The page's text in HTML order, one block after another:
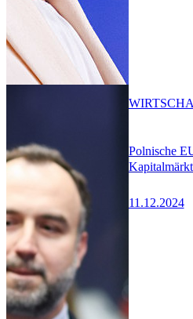
Polnische
11.12.2024